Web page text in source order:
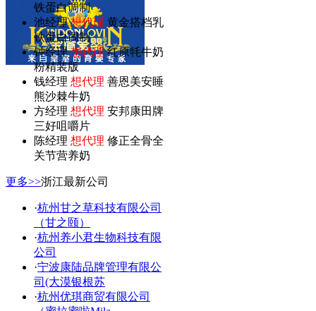
铁蛋白调制
池经理想代理 黄金搭档乳
铁蛋白调制
钟经理想代理红原牦牛奶
粉精装版
钱经理 想代理 善恩美安睡
熊沙棘牛奶
方经理 想代理 安邦康田牌
三好咀嚼片
陈经理 想代理 修正全骨全
关节营养奶
更多>>浙江最新公司
·杭州甘之草科技有限公司
（甘之颐）
·杭州养小君生物科技有限
公司
·宁波康陆品牌管理有限公
司(大漠银根苏
·杭州优琪商贸有限公司